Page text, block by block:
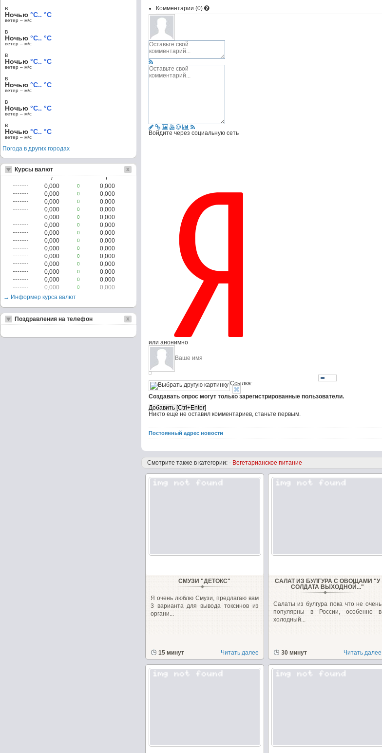
Комментарии (0)
Войдите через социальную сеть
или анонимно
Ссылка:
Создавать опрос могут только зарегистрированные пользователи.
Никто ещё не оставил комментариев, станьте первым.
Постоянный адрес новости
Смотрите также в категории: - Вегетарианское питание
СМУЗИ "ДЕТОКС"
Я очень люблю Смузи, предлагаю вам
3 варианта для вывода токсинов из
органи...
15 минут Читать далее
САЛАТ ИЗ БУЛГУРА С ОВОЩАМИ "У
СОЛДАТА ВЫХОДНОЙ..."
Салаты из булгура пока что не очень
популярны в России, особенно в
холодный...
30 минут Читать далее
в
Ночью °C.. °C
ветер – м/c
в
Ночью °C.. °C
ветер – м/c
в
Ночью °C.. °C
ветер – м/c
в
Ночью °C.. °C
ветер – м/c
в
Ночью °C.. °C
ветер – м/c
в
Ночью °C.. °C
ветер – м/c
Погода в других городах
Курсы валют
/ /
0,000 0
0,000
0,000
0
0,000
0,000
0
0,000
0,000
0
0,000
0,000
0
0,000
0,000
0
0,000
0,000
0
0,000
0,000
0
0,000
0,000
0
0,000
0,000
0
0,000
0,000
0
0,000
0,000
0
0,000
0,000
0
0,000
0,000
0
0,000
→ Информер курса валют
Поздравления на телефон